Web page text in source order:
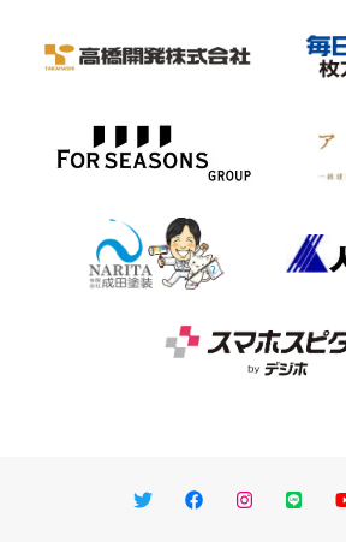
TwitterFacebookInstagram
LINE